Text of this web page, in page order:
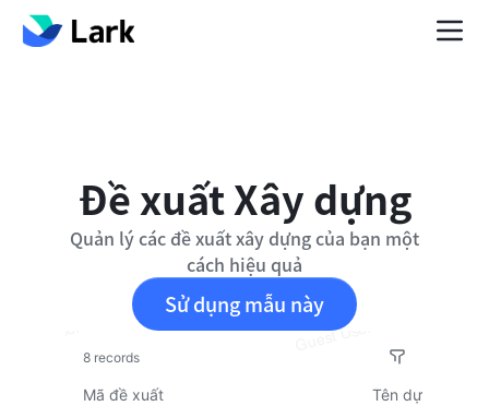
Đề xuất Xây dựng
Quản lý các đề xuất xây dựng của bạn một
cách hiệu quả
Sử dụng mẫu này